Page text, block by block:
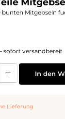
bunten Mitgebseln
sofort versandbereit
Wert ein
In den
Lieferung